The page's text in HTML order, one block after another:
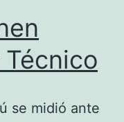
se midió ante